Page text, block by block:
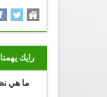
رايك يهمنا
ما هي